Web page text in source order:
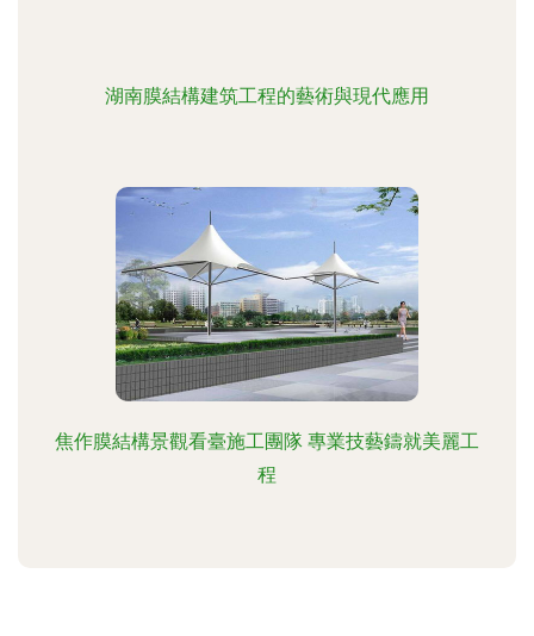
湖南膜結構建筑工程的藝術與現代應用
焦作膜結構景觀看臺施工團隊 專業技藝鑄就美麗工
程